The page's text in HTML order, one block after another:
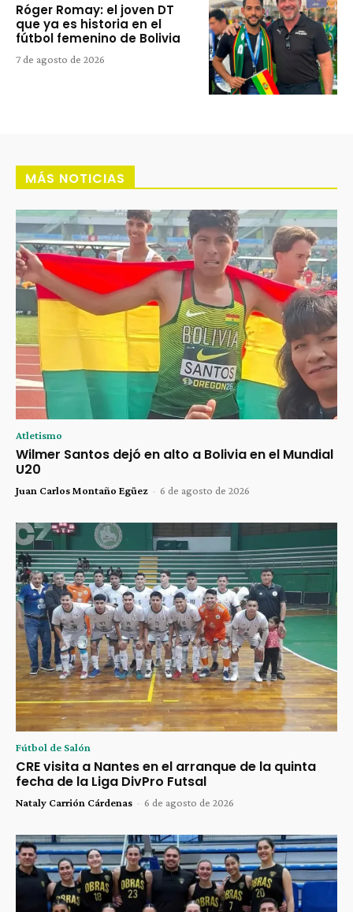
Róger Romay: el joven DT
que ya es historia en el
fútbol femenino de Bolivia
7 de agosto de 2026
MÁS NOTICIAS
Atletismo
Wilmer Santos dejó en alto a Bolivia en el Mundial
U20
Juan Carlos Montaño Egüez - 6 de agosto de 2026
Fútbol de Salón
CRE visita a Nantes en el arranque de la quinta
fecha de la Liga DivPro Futsal
Nataly Carrión Cárdenas - 6 de agosto de 2026